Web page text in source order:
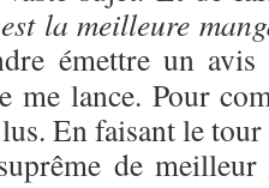
la meilleure
émettre un
me lance. Pour
En faisant le tour
de